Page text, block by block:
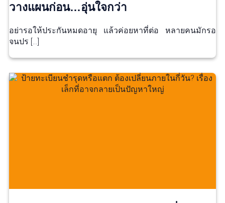
วางแผนก่อน…อุ่นใจกว่า
อย่ารอให้ประกันหมดอายุ แล้วค่อยหาที่ต่อ หลายคนมักรอ
จนปร […]